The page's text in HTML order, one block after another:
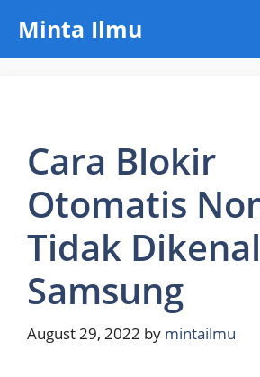
content
Minta Ilmu
Cara Blokir
Otomatis
Tidak
Samsung
August 29, 2022 by mintailmu